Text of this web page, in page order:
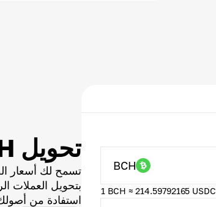
تحويل BCH
تسمح لك أسعار
بتحويل العملات
استفادة من
BCH
1 BCH ≈ 214.59792165 USDC